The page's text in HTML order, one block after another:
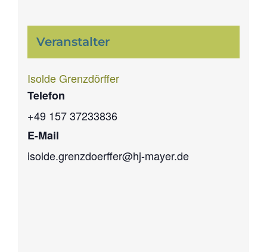
Veranstalter
Isolde Grenzdörffer
Telefon
+49 157 37233836
E-Mail
isolde.grenzdoerffer@hj-mayer.de